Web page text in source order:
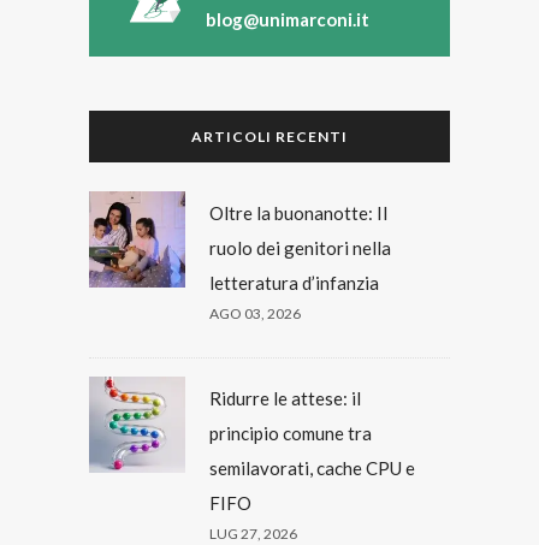
blog@unimarconi.it
ARTICOLI RECENTI
Oltre la buonanotte: Il
ruolo dei genitori nella
letteratura d’infanzia
AGO 03, 2026
Ridurre le attese: il
principio comune tra
semilavorati, cache CPU e
FIFO
LUG 27, 2026